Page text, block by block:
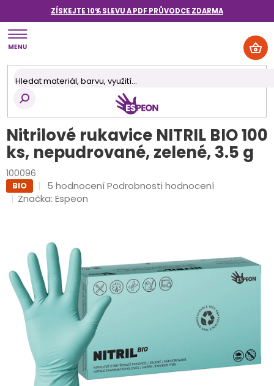
obsah
ZÍSKEJTE 10% SLEVU A PDF PRŮVODCE ZDARMA
Nitrilové rukavice NITRIL BIO 100
ks, nepudrované, zelené, 3.5 g
100096
BIO
Průměrné
hodnocení
z
5
hvězdiček.
5 hodnocení Podrobnosti hodnocení
Značka:Espeon